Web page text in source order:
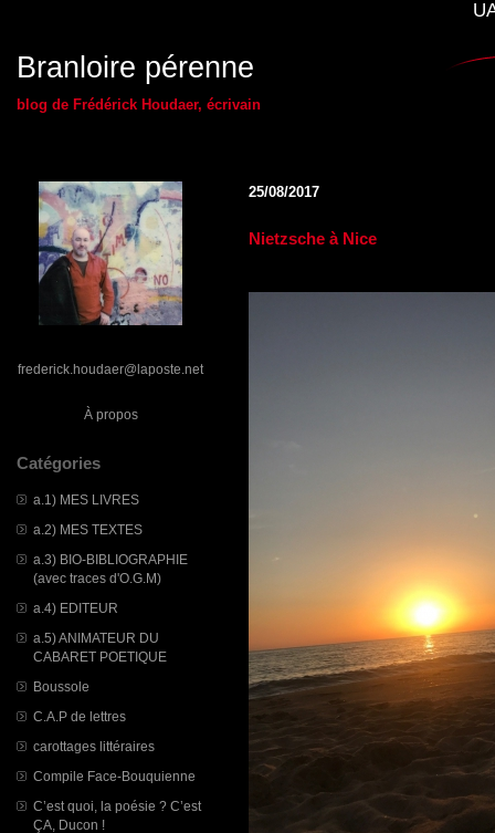
Branloire pérenne
blog de Frédérick Houdaer, écrivain
frederick.houdaer@laposte.net
À propos
Catégories
a.1) MES LIVRES
a.2) MES TEXTES
a.3) BIO-BIBLIOGRAPHIE
(avec traces d'O.G.M)
a.4) EDITEUR
a.5) ANIMATEUR DU
CABARET POETIQUE
Boussole
C.A.P de lettres
carottages littéraires
Compile Face-Bouquienne
C’est quoi, la poésie ? C’est
ÇA, Ducon !
25/08/2017
Nietzsche à Nice